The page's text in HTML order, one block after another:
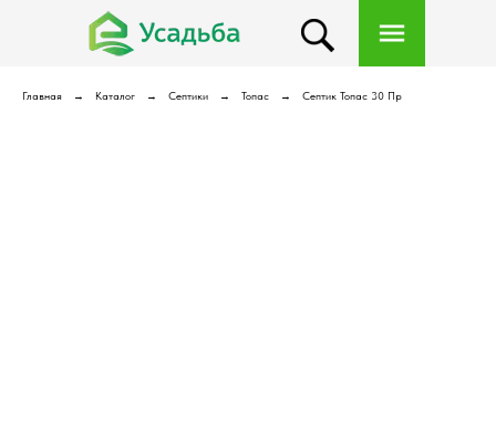
Главная Каталог Септики Топас Септик Топас 30 Пр